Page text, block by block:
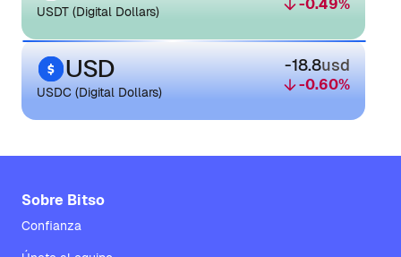
USDT (Digital Dollars) -0.49%
USD
USDC (Digital Dollars)
-18.8usd
-0.60%
Sobre Bitso
Confianza